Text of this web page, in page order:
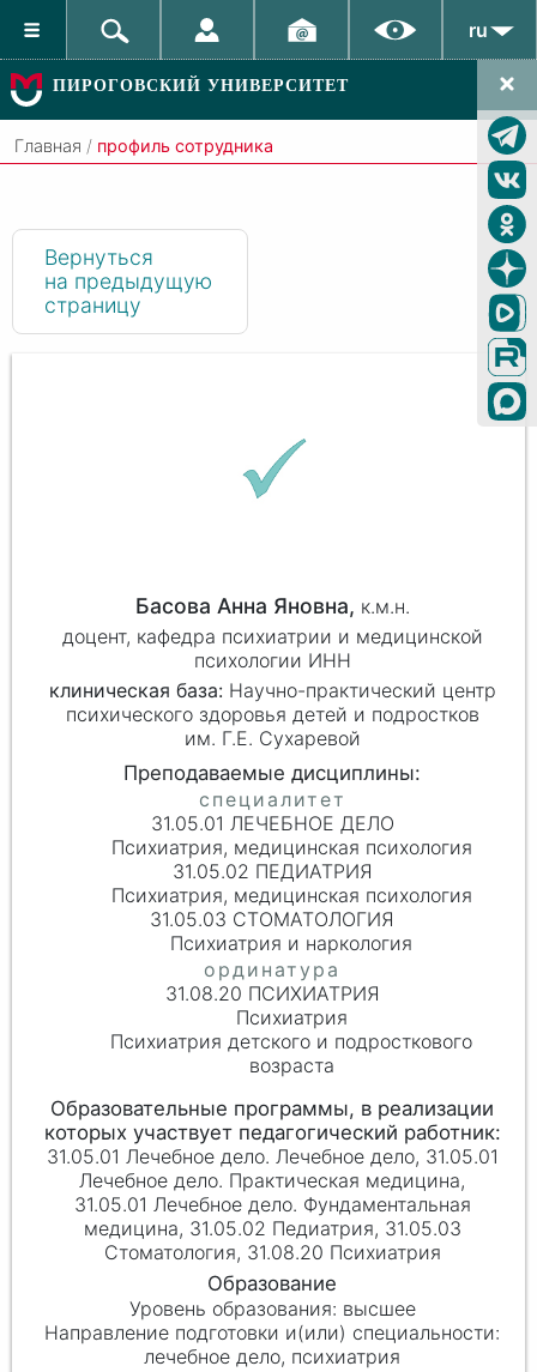
ru
ПИРОГОВСКИЙ УНИВЕРСИТЕТ
Главная / профиль сотрудника
Вернуться
на предыдущую
страницу
Басова Анна Яновна, к.м.н.
доцент, кафедра психиатрии и медицинской
психологии ИНН
клиническая база: Научно-практический центр
психического здоровья детей и подростков
им. Г.Е. Сухаревой
31.05.01 ЛЕЧЕБНОЕ ДЕЛО
Психиатрия, медицинская психология
31.05.02 ПЕДИАТРИЯ
Психиатрия, медицинская психология
31.05.03 СТОМАТОЛОГИЯ
Психиатрия и наркология
31.08.20 ПСИХИАТРИЯ
Психиатрия
Психиатрия детского и подросткового
возраста
31.05.01 Лечебное дело. Лечебное дело, 31.05.01
Лечебное дело. Практическая медицина,
31.05.01 Лечебное дело. Фундаментальная
медицина, 31.05.02 Педиатрия, 31.05.03
Стоматология, 31.08.20 Психиатрия
высшее
лечебное дело, психиатрия